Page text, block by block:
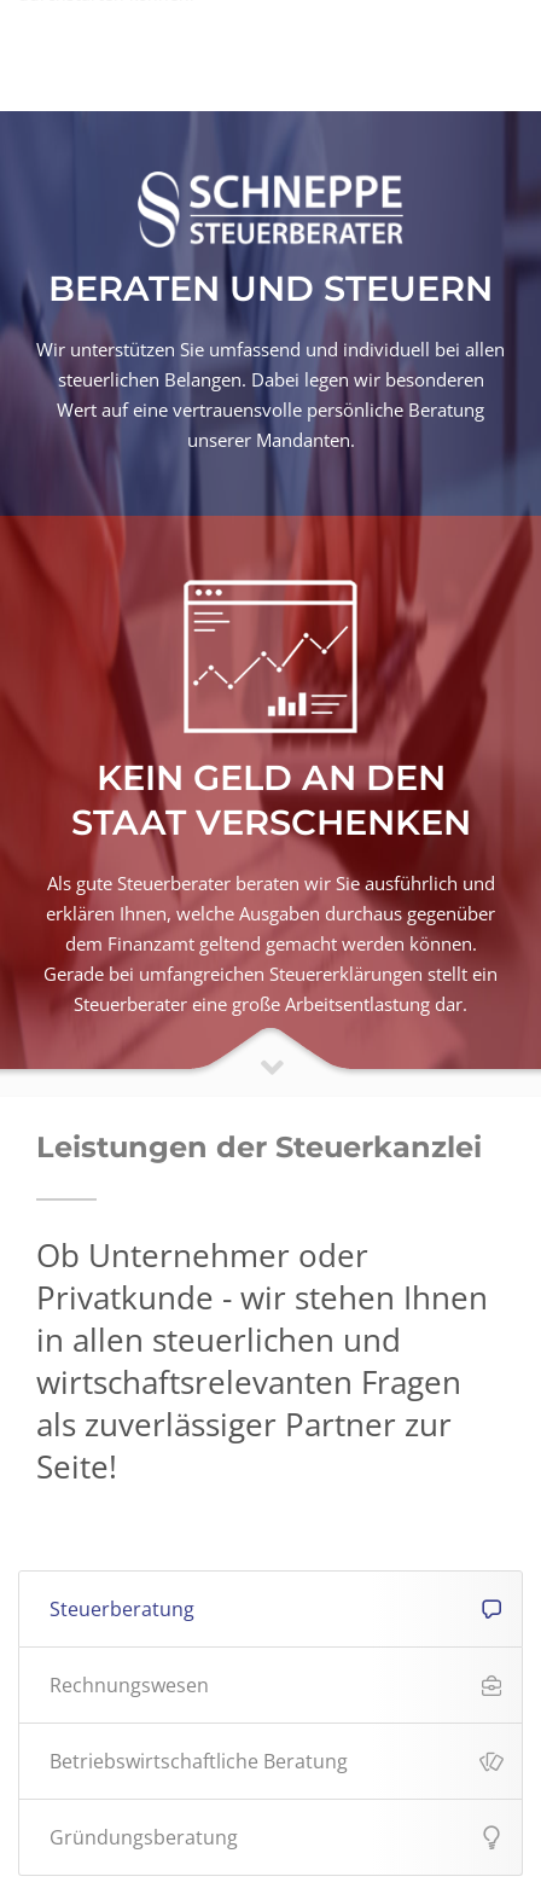
BERATEN UND STEUERN
Wir unterstützen Sie umfassend und individuell bei allen
steuerlichen Belangen. Dabei legen wir besonderen
Wert auf eine vertrauensvolle persönliche Beratung
unserer Mandanten.
KEIN GELD AN DEN
STAAT VERSCHENKEN
Als gute Steuerberater beraten wir Sie ausführlich und
erklären Ihnen, welche Ausgaben durchaus gegenüber
dem Finanzamt geltend gemacht werden können.
Gerade bei umfangreichen Steuererklärungen stellt ein
Steuerberater eine große Arbeitsentlastung dar.
Leistungen der Steuerkanzlei
Ob Unternehmer oder
Privatkunde - wir stehen Ihnen
in allen steuerlichen und
wirtschaftsrelevanten Fragen
als zuverlässiger Partner zur
Seite!
Steuerberatung
Rechnungswesen
Betriebswirtschaftliche Beratung
Gründungsberatung